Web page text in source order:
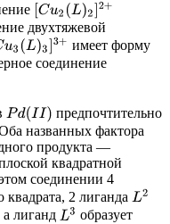
[Cu2( L)2]2+
двухтяжевой
u3( L)3]3+
имеет форму
соединение
Pd(II)
предпочтительно
названных фактора
продукта —
квадратной
соединении 4
квадрата, 2 лигандаL2
лиганд L3 образует